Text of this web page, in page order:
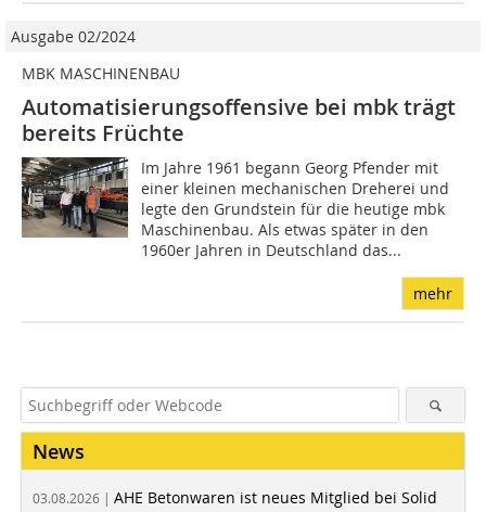
Ausgabe 02/2024
MBK MASCHINENBAU
Automatisierungsoffensive bei mbk trägt
bereits Früchte
Im Jahre 1961 begann Georg Pfender mit
einer kleinen mechanischen Dreherei und
legte den Grundstein für die heutige mbk
Maschinenbau. Als etwas später in den
1960er Jahren in Deutschland das...
mehr
News
03.08.2026 | AHE Betonwaren ist neues Mitglied bei Solid